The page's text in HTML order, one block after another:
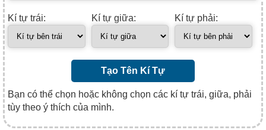
Kí tự trái: Kí tự giữa: Kí tự phải:
Tạo Tên Kí Tự
Bạn có thể chọn hoặc không chọn các kí tự trái, giữa, phải
tùy theo ý thích của mình.